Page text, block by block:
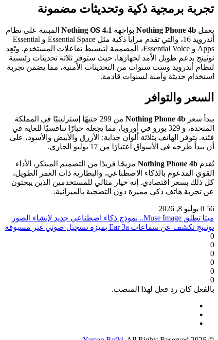
تجربة برمجية ذكية وتحديثات مضمونة
يعمل Nothing Phone 4b بواجهة Nothing OS 4.1 المبنية على نظام
أندرويد 16، والتي تقدم مزايا ذكية مثل Essential Space و Essential
Apps و Essential Voice، المصممة لتبسيط تفاعلات المستخدم. وتَعِد
نوثينج بدعم طويل الأمد لجهازها، حيث ستوفر ثلاثة تحديثات رئيسية
لنظام أندرويد وست سنوات من التحديثات الأمنية، مما يضمن تجربة
استخدام حديثة وآمنة لسنوات قادمة.
السعر والتوافر
يبدأ سعر Nothing Phone 4b
من 299 جنيهًا إسترلينيًا في المملكة
المتحدة، و 329 يورو في أوروبا، مما يجعله خيارًا تنافسيًا للغاية في
فئته. يتوفر الهاتف بثلاثة ألوان جذابة: الأزرق والأبيض والأسود، على
أن يبدأ طرحه في الأسواق اعتبارًا من 17 يوليو الجاري.
يُقدم Nothing Phone 4b مزيجًا فريدًا من التصميم المبتكر، الأداء
القوي المدعوم بالذكاء الاصطناعي، والبطارية ذات العمر الطويل،
كل ذلك بسعر اقتصادي. إنه خيار مثالي للمستخدمين الذين يبحثون
عن تجربة هاتف ذكي مميزة دون التضحية بالميزانية.
56
0 يوليو 8, 2026
ميتا تطلق Muse Image.. نموذج ذكاء اصطناعي جديد لإنشاء الصور
نوثينج تكشف عن سماعات Ear 3a بميزة تسجيل صوتي غير مسبوقة
0
0
0
0
0
0
بالفعل كان رد فعل لهذا المنصب.